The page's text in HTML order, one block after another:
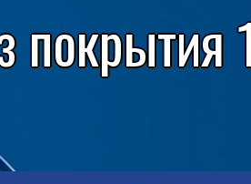
покрытия